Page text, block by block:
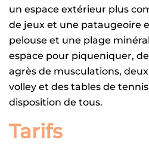
un espace extérieur plus
de jeux et une pataugeoire
pelouse et une plage
espace pour piqueniquer,
agrès de musculations,
volley et des tables de
disposition de tous.
Tarifs